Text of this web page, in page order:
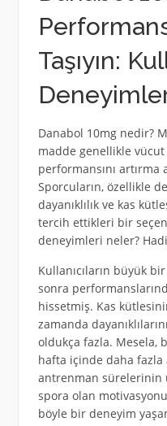
Taşıyın:
Danabol 10mg nedir?
madde genellikle
performansını artırma
Sporcuların, özellikle
dayanıklılık ve kas
tercih ettikleri bir
deneyimleri neler?
Kullanıcıların büyük
sonra
hissetmiş. Kas
zamanda
oldukça fazla. Mesela,
hafta içinde daha fazla
antrenman sürelerinin
spora olan
böyle bir deneyim